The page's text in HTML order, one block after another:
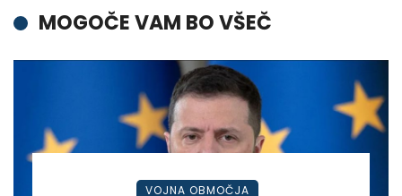
MOGOČE VAM BO VŠEČ
VOJNA OBMOČJA